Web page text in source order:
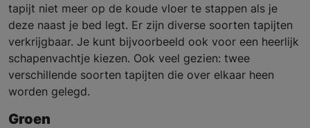
tapijt niet meer op de koude vloer te stappen als je
deze naast je bed legt. Er zijn diverse soorten tapijten
verkrijgbaar. Je kunt bijvoorbeeld ook voor een heerlijk
schapenvachtje kiezen. Ook veel gezien: twee
verschillende soorten tapijten die over elkaar heen
worden gelegd.
Groen